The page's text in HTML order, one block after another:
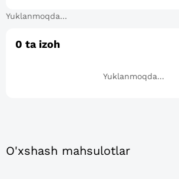
Yuklanmoqda...
0 ta izoh
Yuklanmoqda...
O'xshash mahsulotlar